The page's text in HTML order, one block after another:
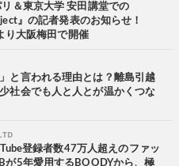
リ＆東京大学 安田講堂での
』の記者発表のお知らせ！
大阪梅田で開催
と言われる理由とは？離島引越
社会でも人と人とが温かくつな
登録者数47万人超えのファッ
が5年愛用するBOODYから、極